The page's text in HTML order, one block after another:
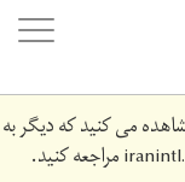
می کنید که دیگر به
مراجعه کنید.